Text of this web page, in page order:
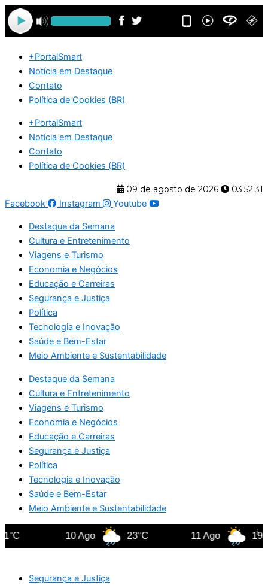
Ir
para
o
+PortalSmart
Notícia em Destaque
Contato
Política de Cookies (BR)
+PortalSmart
Notícia em Destaque
Contato
Política de Cookies (BR)
09 de agosto de 2026
03:52:31
Facebook
Instagram Youtube
Destaque da Semana
Cultura e Entretenimento
Viagens e Turismo
Economia e Negócios
Educação e Carreiras
Segurança e Justiça
Política
Tecnologia e Inovação
Saúde e Bem-Estar
Meio Ambiente e Sustentabilidade
Destaque da Semana
Cultura e Entretenimento
Viagens e Turismo
Economia e Negócios
Educação e Carreiras
Segurança e Justiça
Política
Tecnologia e Inovação
Saúde e Bem-Estar
Meio Ambiente e Sustentabilidade
10 Ago 23°C 11 Ago 19°C
Segurança e Justiça